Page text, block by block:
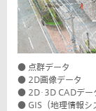
● 点群データ
● 2D画像データ
● 2D･3D CADデー
● GIS（地理情報シ